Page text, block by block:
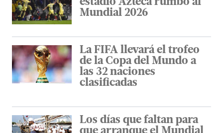
Mundial 2026
La FIFA llevará el trofeo
de la Copa del Mundo a
las 32 naciones
clasificadas
Los días que faltan para